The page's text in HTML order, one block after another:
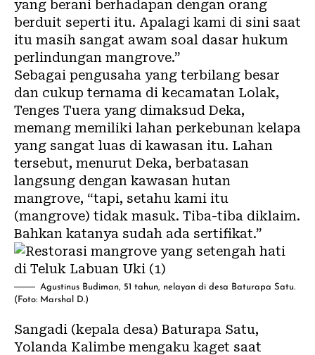
yang berani berhadapan dengan orang
berduit seperti itu. Apalagi kami di sini saat
itu masih sangat awam soal dasar hukum
perlindungan mangrove.”
Sebagai pengusaha yang terbilang besar
dan cukup ternama di kecamatan Lolak,
Tenges Tuera yang dimaksud Deka,
memang memiliki lahan perkebunan kelapa
yang sangat luas di kawasan itu. Lahan
tersebut, menurut Deka, berbatasan
langsung dengan kawasan hutan
mangrove, “tapi, setahu kami itu
(mangrove) tidak masuk. Tiba-tiba diklaim.
Bahkan katanya sudah ada sertifikat.”
Agustinus Budiman, 51 tahun, nelayan di desa Baturapa Satu.
(Foto: Marshal D.)
Sangadi (kepala desa) Baturapa Satu,
Yolanda Kalimbe mengaku kaget saat